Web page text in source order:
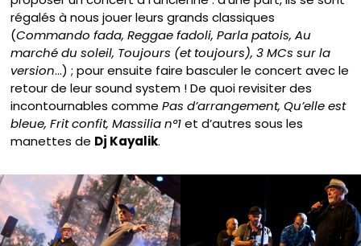
régalés à nous jouer leurs grands classiques
(Commando fada, Reggae fadoli, Parla patois, Au
marché du soleil, Toujours (et toujours), 3 MCs sur la
version…) ; pour ensuite faire basculer le concert avec le
retour de leur sound system ! De quoi revisiter des
incontournables commePas d’arrangement, Qu’elle est
bleue, Frit confit, Massilia n°1et d’autres sous les
manettes de Dj Kayalik.